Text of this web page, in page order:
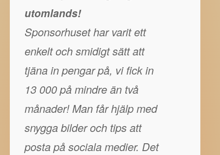
utomlands!
Sponsorhuset har varit ett
enkelt och smidigt sätt att
tjäna in pengar på, vi fick in
13 000 på mindre än två
månader! Man får hjälp med
snygga bilder och tips att
posta på sociala medier. Det